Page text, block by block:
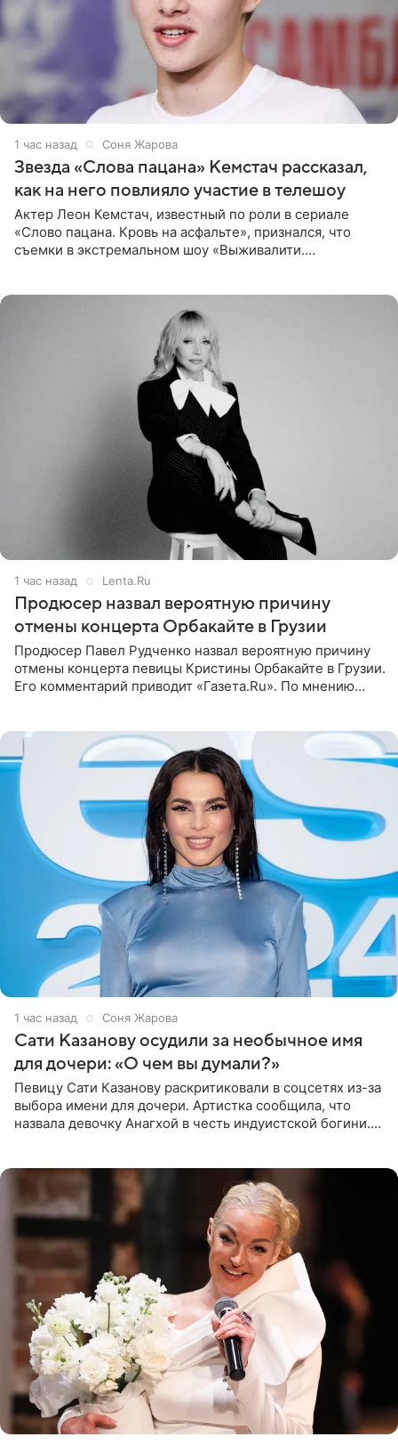
1 час назад Соня Жарова
Звезда «Слова пацана» Кемстач рассказал,
как на него повлияло участие в телешоу
Актер Леон Кемстач, известный по роли в сериале
«Слово пацана. Кровь на асфальте», признался, что
съемки в экстремальном шоу «Выживалити.
1 час назад Lenta.Ru
Продюсер назвал вероятную причину
отмены концерта Орбакайте в Грузии
Продюсер Павел Рудченко назвал вероятную причину
отмены концерта певицы Кристины Орбакайте в Грузии.
Его комментарий приводит «Газета.Ru». По мнению
1 час назад Соня Жарова
Сати Казанову осудили за необычное имя
для дочери: «О чем вы думали?»
Певицу Сати Казанову раскритиковали в соцсетях из-за
выбора имени для дочери. Артистка сообщила, что
назвала девочку Анагхой в честь индуистской богини.